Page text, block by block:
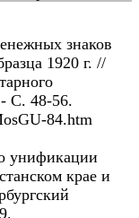
знаков
1920 г. //
С. 48-56.
84.htm
унификации
крае и